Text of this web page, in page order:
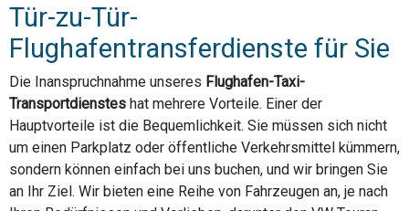
Tür-zu-Tür-
Flughafentransferdienste für Sie
Die Inanspruchnahme unseres Flughafen-Taxi-
Transportdienstes hat mehrere Vorteile. Einer der
Hauptvorteile ist die Bequemlichkeit. Sie müssen sich nicht
um einen Parkplatz oder öffentliche Verkehrsmittel kümmern,
sondern können einfach bei uns buchen, und wir bringen Sie
an Ihr Ziel. Wir bieten eine Reihe von Fahrzeugen an, je nach